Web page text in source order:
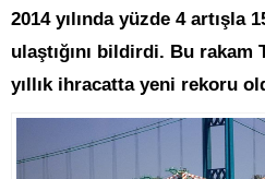
2014 yılında yüzde 4 artışla
ulaştığını bildirdi. Bu
yıllık ihracatta yeni rekoru